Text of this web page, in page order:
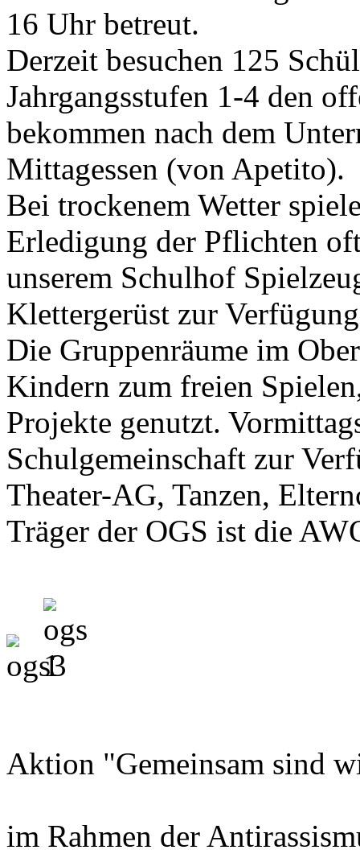
16 Uhr betreut.
Derzeit besuchen 125
Jahrgangsstufen 1-4 den
bekommen nach dem
Mittagessen (von Apetito).
Bei trockenem Wetter
Erledigung der Pflichten
unserem Schulhof
Klettergerüst zur
Die Gruppenräume im
Kindern zum freien
Projekte genutzt.
Schulgemeinschaft zur
Theater-AG, Tanzen,
Träger der OGS ist die
Aktion "Gemeinsam sind
im Rahmen der